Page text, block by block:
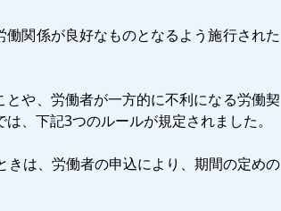
関係が良好なものとなるよう施行された
や、労働者が一方的に不利になる労働契
、下記3つのルールが規定されました。
は、労働者の申込により、期間の定めの